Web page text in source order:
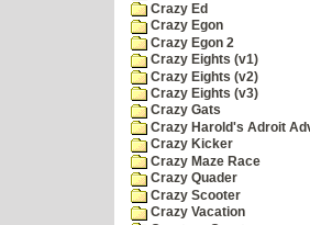
Crazy Ed
Crazy Egon
Crazy Egon 2
Crazy Eights (v1)
Crazy Eights (v2)
Crazy Eights (v3)
Crazy Gats
Crazy Harold's Adroit
Crazy Kicker
Crazy Maze Race
Crazy Quader
Crazy Scooter
Crazy Vacation